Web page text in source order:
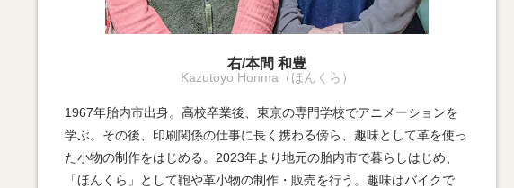
右/本間 和豊
Kazutoyo Honma（ほんくら）
1967年胎内市出身。高校卒業後、東京の専門学校でアニメーションを
学ぶ。その後、印刷関係の仕事に長く携わる傍ら、趣味として革を使っ
た小物の制作をはじめる。2023年より地元の胎内市で暮らしはじめ、
「ほんくら」として鞄や革小物の制作・販売を行う。趣味はバイクで